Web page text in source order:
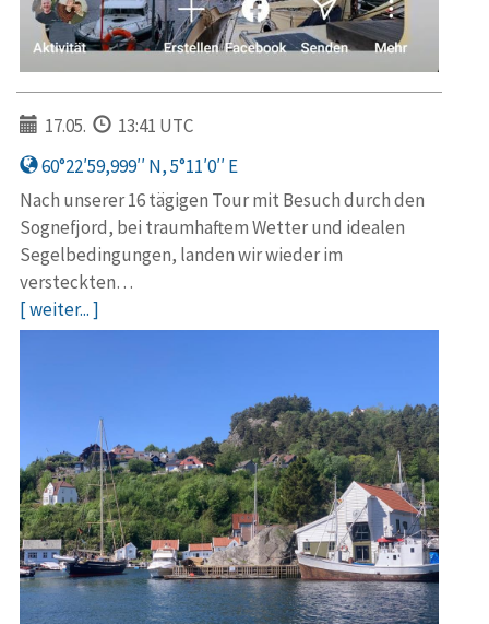
17.05.
13:41 UTC
60°22′59,999′′ N, 5°11′0′′ E
Nach unserer 16 tägigen Tour mit Besuch durch den
Sognefjord, bei traumhaftem Wetter und idealen
Segelbedingungen, landen wir wieder im
versteckten…
[ weiter... ]